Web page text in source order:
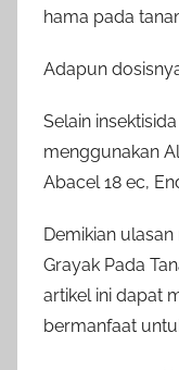
hama pada
Adapun
Selain
menggunakan
Abacel 18 ec,
Demikian
Grayak Pada
artikel ini dapat
bermanfaat